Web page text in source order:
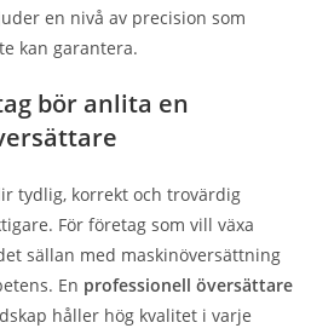
en nivå av precision som
kan garantera.
bör anlita en
tydlig, korrekt och trovärdig
För företag som vill växa
sällan med maskinöversättning
En professionell översättare
håller hög kvalitet i varje